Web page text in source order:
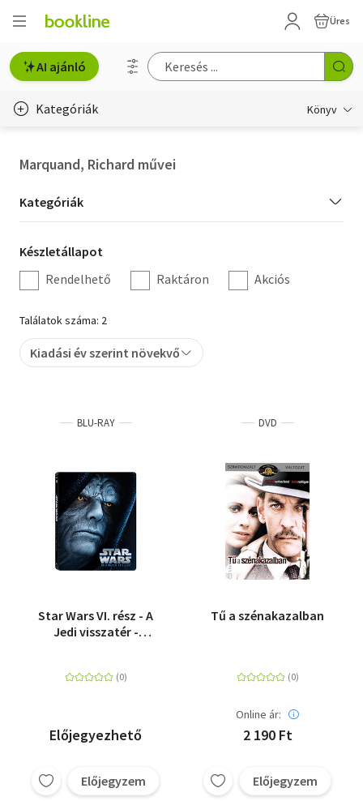
Üres
AI ajánló
Kategóriák Könyv
Hobbi, szabadidő
Irodalom
Művészet
Szakkönyv
Tankönyv, segédkönyv
Természettudomány
Történelem
Marquand, Richard művei
Kategória
szűrés
Kategóriák
Készletállapot
szűrés
Készletállapot
Rendelhető
Raktáron Akciós
Találatok száma: 2
Kiadási év szerint növekvő
BLU-RAY
Star Wars VI. rész - A
Jedi visszatér -
Előjegyezhető
Előjegyzem
DVD
Tű a szénakazalban
Online ár:
2 190 Ft
Előjegyzem